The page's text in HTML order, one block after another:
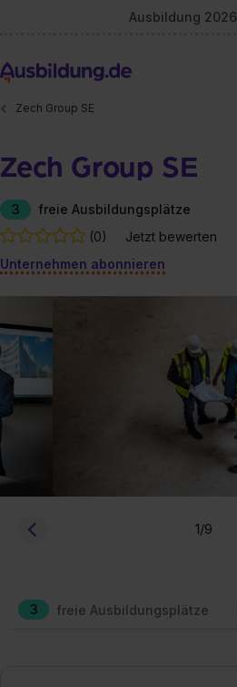
Ausbildung 2026
Zech Group SE
Zech Group SE
3
freie Ausbildungsplätze
(0)
Jetzt bewerten
Unternehmen abonnieren
1/9
3 freie Ausbildungsplätze